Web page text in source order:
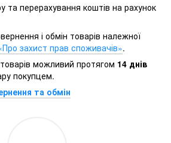
та перерахування коштів на рахунок
і обмін товарів належної
захист прав споживачів».
можливий протягом 14 днів
покупцем.
та обмін